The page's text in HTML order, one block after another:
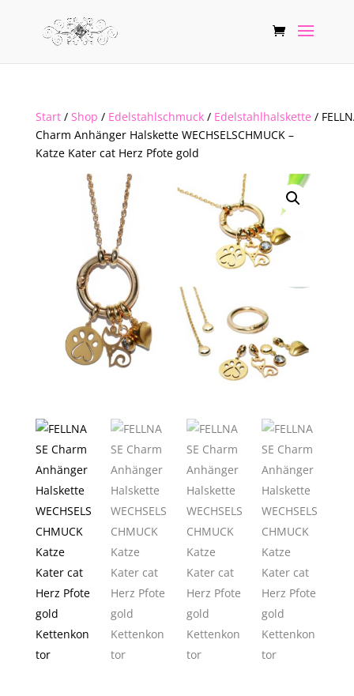
Start/ Shop / Edelstahlschmuck/ Edelstahlhalskette /
Charm Anhänger Halskette WECHSELSCHMUCK –
Katze Kater cat Herz Pfote gold